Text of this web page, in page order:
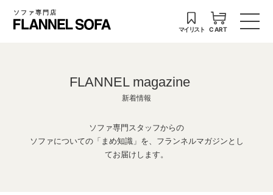
ソファ専門店
マイリスト CART
FLANNEL magazine
新着情報
ソファ専門スタッフからの
ソファについての「まめ知識」を、フランネルマガジンとし
てお届けします。